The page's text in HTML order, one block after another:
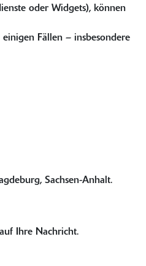
oder Widgets), können
Fällen – insbesondere
Sachsen-Anhalt.
Ihre Nachricht.